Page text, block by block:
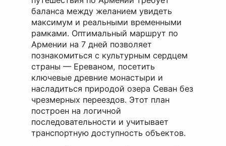
баланса между желанием увидеть
максимум и реальными временными
рамками. Оптимальный маршрут по
Армении на 7 дней позволяет
познакомиться с культурным сердцем
страны — Ереваном, посетить
ключевые древние монастыри и
насладиться природой озера Севан без
чрезмерных переездов. Этот план
построен на логичной
последовательности и учитывает
транспортную доступность объектов.